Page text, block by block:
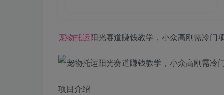
宠物托运阳光赛道賺钱教学，小众高刚需冷门
项目介绍